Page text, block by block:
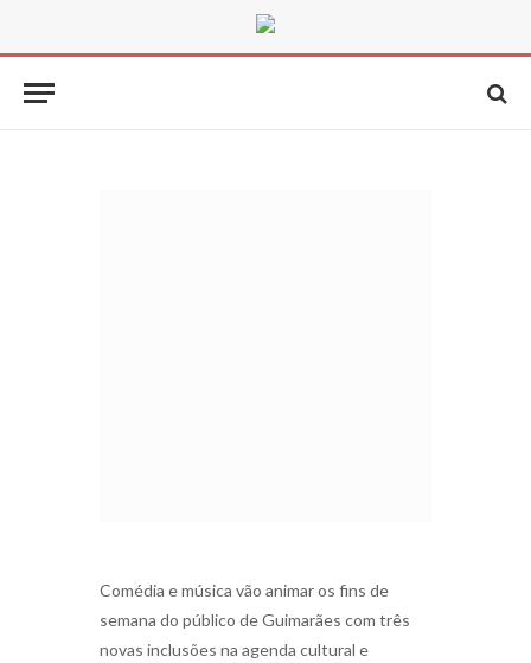
Comédia e música vão animar os fins de
semana do público de Guimarães com três
novas inclusões na agenda cultural e